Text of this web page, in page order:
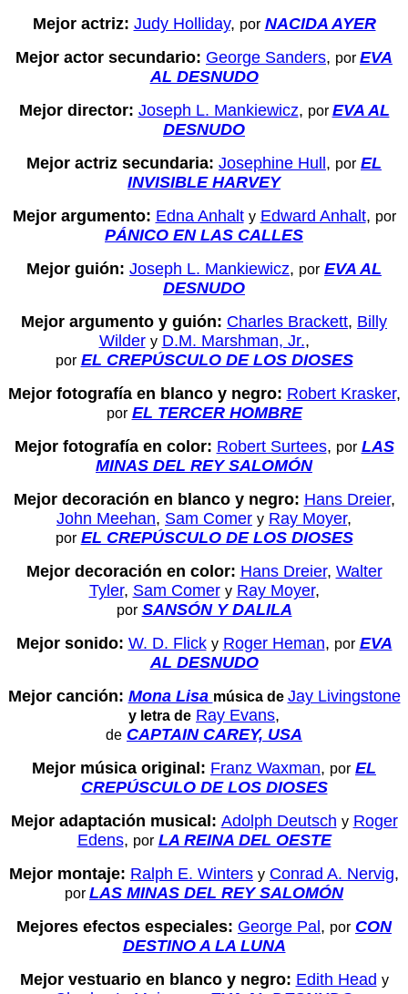
Mejor actriz: Judy Holliday, por NACIDA AYER
Mejor actor secundario: George Sanders, por EVA
AL DESNUDO
Mejor director: Joseph L. Mankiewicz, por EVA AL
DESNUDO
Mejor actriz secundaria: Josephine Hull, por EL
INVISIBLE HARVEY
Mejor argumento: Edna Anhalt y Edward Anhalt, por
PÁNICO EN LAS CALLES
Mejor guión: Joseph L. Mankiewicz, por EVA AL
DESNUDO
Mejor argumento y guión: Charles Brackett, Billy
Wilder y D.M. Marshman, Jr.,
por EL CREPÚSCULO DE LOS DIOSES
Mejor fotografía en blanco y negro: Robert Krasker,
por EL TERCER HOMBRE
Mejor fotografía en color: Robert Surtees, por LAS
MINAS DEL REY SALOMÓN
Mejor decoración en blanco y negro: Hans Dreier,
John Meehan, Sam Comer y Ray Moyer,
por EL CREPÚSCULO DE LOS DIOSES
Mejor decoración en color: Hans Dreier, Walter
Tyler, Sam Comer y Ray Moyer,
por SANSÓN Y DALILA
Mejor sonido: W. D. Flick y Roger Heman, por EVA
AL DESNUDO
Mejor canción: Mona Lisa música de Jay Livingstone
y letra de Ray Evans,
de CAPTAIN CAREY, USA
Mejor música original: Franz Waxman, por EL
CREPÚSCULO DE LOS DIOSES
Mejor adaptación musical: Adolph Deutsch y Roger
Edens, por LA REINA DEL OESTE
Mejor montaje: Ralph E. Winters y Conrad A. Nervig,
por LAS MINAS DEL REY SALOMÓN
Mejores efectos especiales: George Pal, por CON
DESTINO A LA LUNA
Mejor vestuario en blanco y negro: Edith Head y